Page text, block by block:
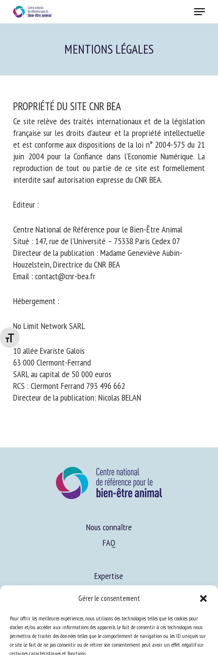
Gérer le consentement
Pour offrir les meilleures expériences, nous utilisons des technologies telles que les cookies pour
stocker et/ou accéder aux informations des appareils. Le fait de consentir à ces technologies nous
permettra de traiter des données telles que le comportement de navigation ou les ID uniques sur
ce site. Le fait de ne pas consentir ou de retirer son consentement peut avoir un effet négatif sur
certaines caractéristiques et fonctions.
Changer la taille de la police
Menu
MENTIONS LÉGALES
PROPRIÉTÉ DU SITE CNR BEA
Ce site relève des traités internationaux et de la législation
française sur les droits d’auteur et la propriété intellectuelle
et est conforme aux dispositions de la loi n° 2004-575 du 21
juin 2004 pour la Confiance dans l’Economie Numérique. La
reproduction de tout ou partie de ce site est formellement
interdite sauf autorisation expresse du CNR BEA.
Editeur :
Centre National de Référence pour le Bien-Être Animal
Situé : 147, rue de l’Université – 75338 Paris Cedex 07
Directeur de la publication : Madame Geneviève Aubin-
Houzelstein, Directrice du CNR BEA
Email : contact@cnr-bea.fr
Hébergement :
No Limit Network SARL
10 allée Evariste Galois
63 000 Clermont-Ferrand
SARL au capital de 50 000 euros
RCS : Clermont Ferrand 793 496 662
Directeur de la publication: Nicolas BELAN
Nous connaître
FAQ
Expertise
Ressources